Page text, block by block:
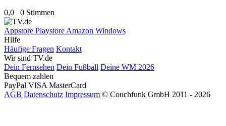
0,0 0 Stimmen
Appstore Playstore Amazon Windows
Hilfe
Häufige Fragen Kontakt
Wir sind TV.de
Dein Fernsehen Dein Fußball Deine WM 2026
Bequem zahlen
PayPal VISA MasterCard
AGB Datenschutz Impressum © Couchfunk GmbH 2011 - 2026